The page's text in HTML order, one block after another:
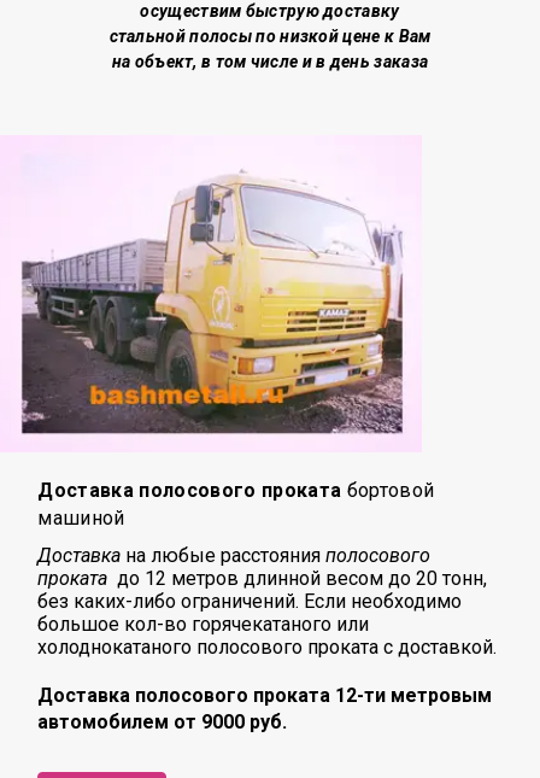
осуществим быструю доставку
стальной полосы по низкой цене к Вам
на объект, в том числе и в день заказа
Доставка полосового проката бортовой
машиной
Доставка на любые расстоянияполосового
проката до 12 метров длинной весом до 20 тонн,
без каких-либо ограничений. Если необходимо
большое кол-во горячекатаного или
холоднокатаного полосового проката с доставкой.
Доставка полосового проката 12-ти метровым
автомобилем от 9000 руб.